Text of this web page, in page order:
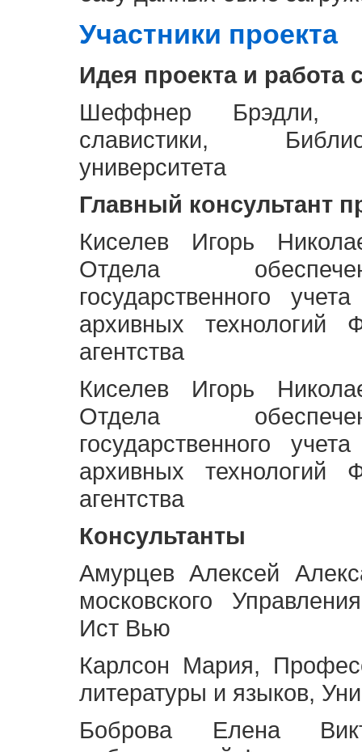
Участники проекта
Идея проекта и работа
Шеффнер Брэдли,
славистики,
университета
Главный консультант
Киселев Игорь
Отдела
государственного
архивных технологий
агентства
Киселев Игорь
Отдела
государственного
архивных технологий
агентства
Консультанты
Амурцев Алексей
московского
Ист Вью
Карлсон Мария,
литературы и языков,
Боброва Елена